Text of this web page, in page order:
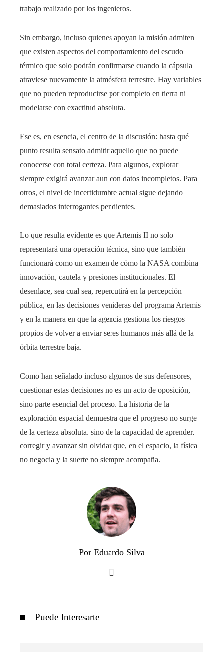
trabajo realizado por los ingenieros.
Sin embargo, incluso quienes apoyan la misión admiten
que existen aspectos del comportamiento del escudo
térmico que solo podrán confirmarse cuando la cápsula
atraviese nuevamente la atmósfera terrestre. Hay variables
que no pueden reproducirse por completo en tierra ni
modelarse con exactitud absoluta.
Ese es, en esencia, el centro de la discusión: hasta qué
punto resulta sensato admitir aquello que no puede
conocerse con total certeza. Para algunos, explorar
siempre exigirá avanzar aun con datos incompletos. Para
otros, el nivel de incertidumbre actual sigue dejando
demasiados interrogantes pendientes.
Lo que resulta evidente es que Artemis II no solo
representará una operación técnica, sino que también
funcionará como un examen de cómo la NASA combina
innovación, cautela y presiones institucionales. El
desenlace, sea cual sea, repercutirá en la percepción
pública, en las decisiones venideras del programa Artemis
y en la manera en que la agencia gestiona los riesgos
propios de volver a enviar seres humanos más allá de la
órbita terrestre baja.
Como han señalado incluso algunos de sus defensores,
cuestionar estas decisiones no es un acto de oposición,
sino parte esencial del proceso. La historia de la
exploración espacial demuestra que el progreso no surge
de la certeza absoluta, sino de la capacidad de aprender,
corregir y avanzar sin olvidar que, en el espacio, la física
no negocia y la suerte no siempre acompaña.
Por Eduardo Silva
Puede Interesarte